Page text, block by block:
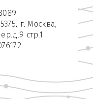
г. Москва,
стр.1